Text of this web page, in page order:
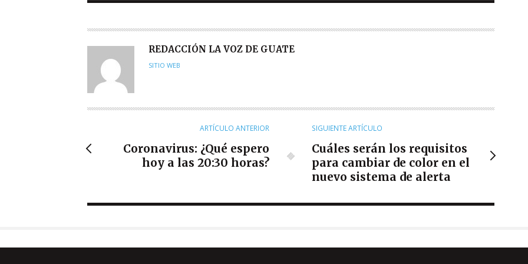
A
U
R
REDACCIÓN LA VOZ DE GUATE
SITIO WEB
ARTÍCULO ANTERIOR
Coronavirus: ¿Qué espero
hoy a las 20:30 horas?
SIGUIENTE ARTÍCULO
Cuáles serán los requisitos
para cambiar de color en el
nuevo sistema de alerta